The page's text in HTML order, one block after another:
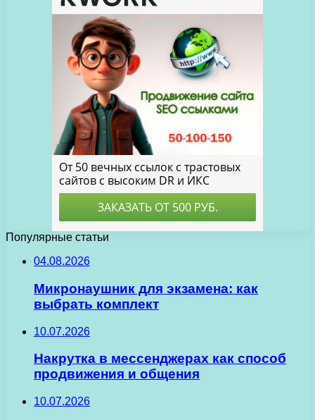
Популярные статьи
04.08.2026
Микронаушник для экзамена: как
выбрать комплект
10.07.2026
Накрутка в мессенджерах как способ
продвижения и общения
10.07.2026